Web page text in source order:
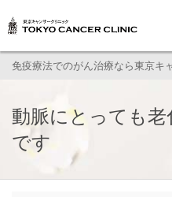
免疫療法でのがん治療なら東京キ
動脈にとっても
です